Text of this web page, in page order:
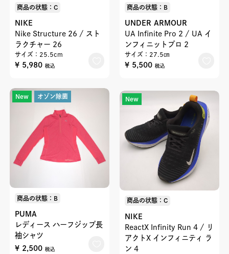
商品の状態：C
NIKE
Nike Structure 26 / スト
ラクチャー 26
サイズ：25.5cm
¥ 5,980 税込
商品の状態：B
UNDER ARMOUR
UA Infinite Pro 2 / UA イ
ンフィニットプロ 2
サイズ：27.5㎝
¥ 5,500 税込
New オゾン除菌
商品の状態：B
PUMA
レディース ハーフジップ長
袖シャツ
¥ 2,500 税込
New
商品の状態：C
NIKE
ReactX Infinity Run 4 / リ
アクトX インフィニティ ラ
ン 4